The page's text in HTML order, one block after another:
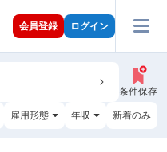
会員登録 ログイン
条件保存
雇用形態 年収 新着のみ